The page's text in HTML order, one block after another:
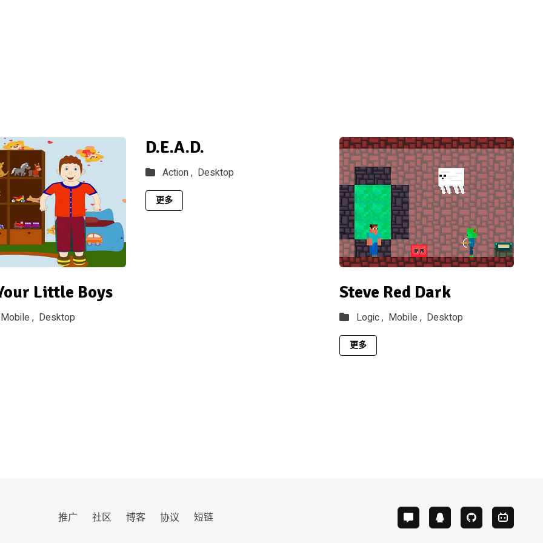
Little Boys
Mobile , Desktop
D.E.A.D.
Action , Desktop
更多
Steve Red Dark
Logic , Mobile , Desktop
更多
推广 社区 博客 协议 短链